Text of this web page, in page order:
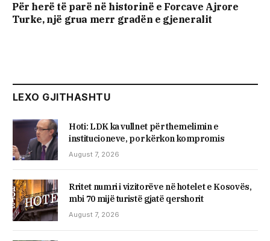
Për herë të parë në historinë e Forcave Ajrore
Turke, një grua merr gradën e gjeneralit
LEXO GJITHASHTU
Hoti: LDK ka vullnet për themelimin e
institucioneve, por kërkon kompromis
August 7, 2026
Rritet numri i vizitorëve në hotelet e Kosovës,
mbi 70 mijë turistë gjatë qershorit
August 7, 2026